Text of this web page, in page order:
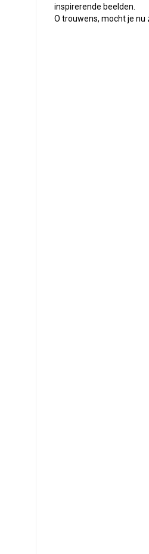
inspirerende beelden.
O trouwens, mocht je nu